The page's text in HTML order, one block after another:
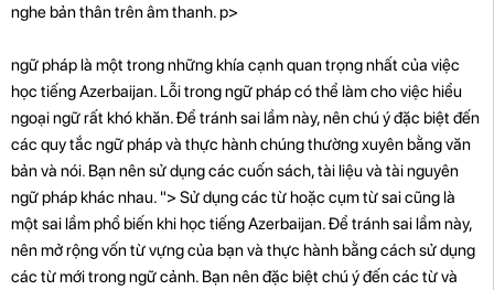
nghe bản thân trên âm thanh. p>
ngữ pháp là một trong những khía cạnh quan trọng nhất của việc
học tiếng Azerbaijan. Lỗi trong ngữ pháp có thể làm cho việc hiểu
ngoại ngữ rất khó khăn. Để tránh sai lầm này, nên chú ý đặc biệt đến
các quy tắc ngữ pháp và thực hành chúng thường xuyên bằng văn
bản và nói. Bạn nên sử dụng các cuốn sách, tài liệu và tài nguyên
ngữ pháp khác nhau. "> Sử dụng các từ hoặc cụm từ sai cũng là
một sai lầm phổ biến khi học tiếng Azerbaijan. Để tránh sai lầm này,
nên mở rộng vốn từ vựng của bạn và thực hành bằng cách sử dụng
các từ mới trong ngữ cảnh. Bạn nên đặc biệt chú ý đến các từ và